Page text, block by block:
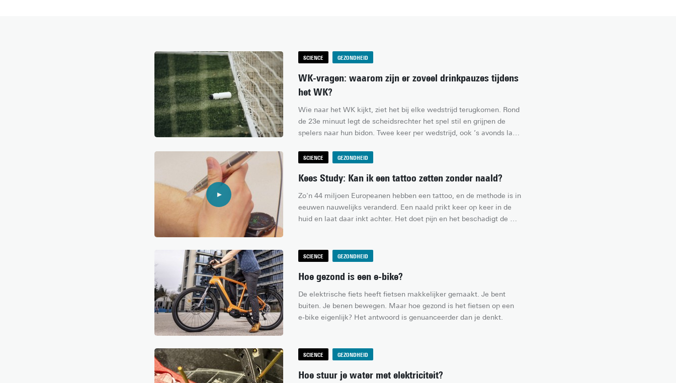
huidige oefeningen is niet ideaal. Een VR-training die
student Soham Nanwani ontwikkelt, kan dat
veranderen: "Spelers kunnen hun veldinzicht
verbeteren zonder zich fysiek in te spannen."
SCIENCE GEZONDHEID
WK-vragen: waarom zijn er zoveel drinkpauzes tijdens
het WK?
Wie naar het WK kijkt, ziet het bij elke wedstrijd terugkomen. Rond
de 23e minuut legt de scheidsrechter het spel stil en grijpen de
spelers naar hun bidon. Twee keer per wedstrijd, ook ’s avonds laat
Het antwoord zegt minder over voetbal dan over hoe zwaar hitte
SCIENCE GEZONDHEID
Kees Study: Kan ik een tattoo zetten zonder naald?
Zo'n 44 miljoen Europeanen hebben een tattoo, en de methode is in
eeuwen nauwelijks veranderd. Een naald prikt keer op keer in de
huid en laat daar inkt achter. Het doet pijn en het beschadigt de
SCIENCE GEZONDHEID
Hoe gezond is een e-bike?
De elektrische fiets heeft fietsen makkelijker gemaakt. Je bent
buiten. Je benen bewegen. Maar hoe gezond is het fietsen op een
e-bike eigenlijk? Het antwoord is genuanceerder dan je denkt.
SCIENCE GEZONDHEID
Hoe stuur je water met elektriciteit?